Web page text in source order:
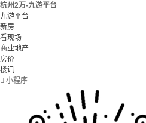
杭州2万-九游平台
九游平台
新房
看现场
商业地产
房价
楼讯
 小程序